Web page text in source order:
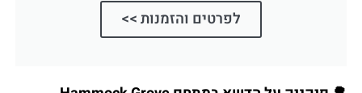
לפרטים והזמנות >>